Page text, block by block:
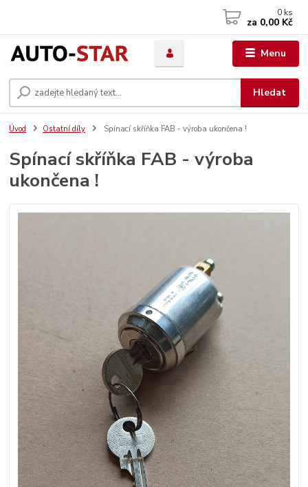
Menu
Hledat
0 ks
za 0,00 Kč
Úvod Ostatní díly Spínací skříňka FAB - výroba ukončena !
Spínací skříňka FAB - výroba
ukončena !